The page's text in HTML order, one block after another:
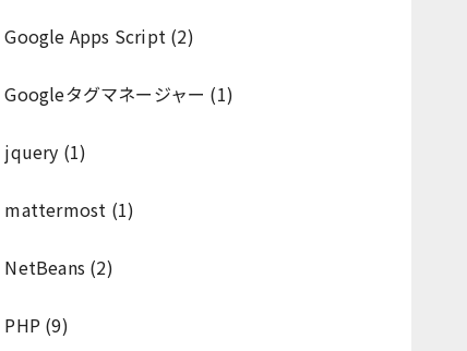
Google Apps Script(2)
Googleタグマネージャー (1)
jquery (1)
mattermost (1)
NetBeans (2)
PHP(9)